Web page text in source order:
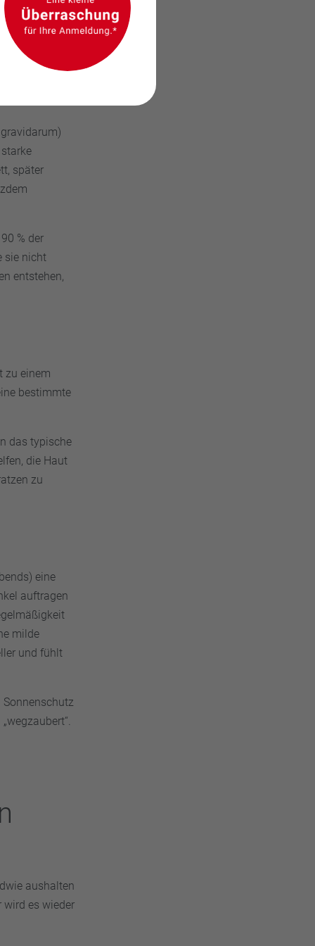
später
% der
sie nicht
entstehen,
zu einem
bestimmte
das typische
die Haut
zu
eine
auftragen
milde
und fühlt
Sonnenschutz
aushalten
wird es wieder